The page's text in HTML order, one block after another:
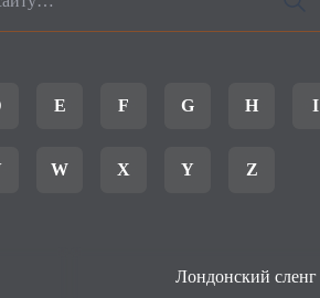
E F G H I
W X Y Z
Лондонский сленг